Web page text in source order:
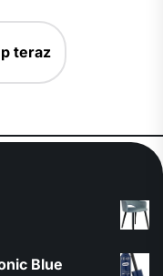
teraz
Blue